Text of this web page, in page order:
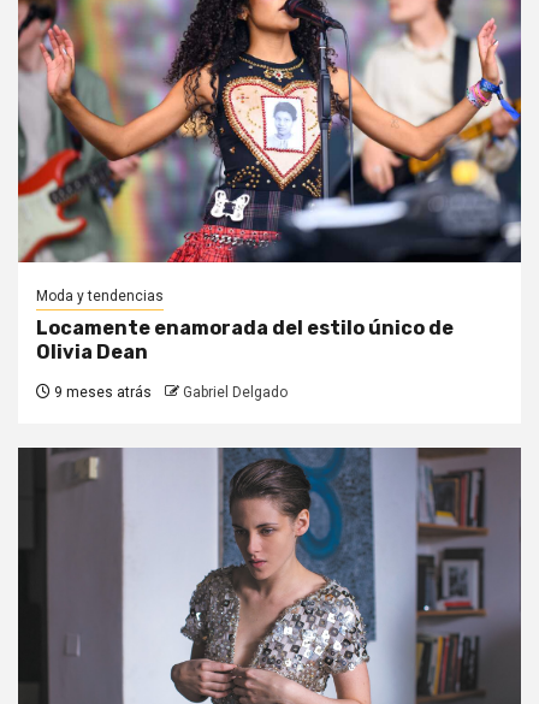
Moda y tendencias
Locamente enamorada del estilo único de
Olivia Dean
9 meses atrás Gabriel Delgado